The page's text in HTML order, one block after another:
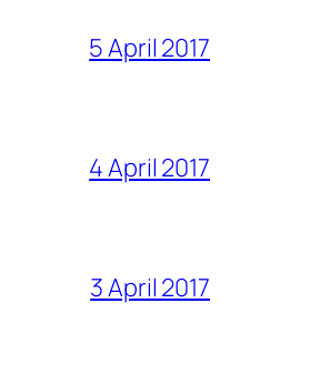
5 April 2017
4 April 2017
3 April 2017